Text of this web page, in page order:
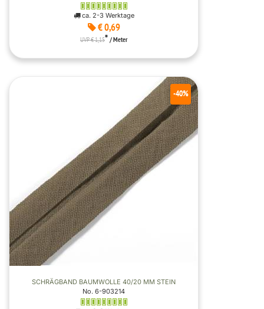
ca. 2-3 Werktage
€ 0,69
UVP € 1,15* / Meter
SCHRÄGBAND BAUMWOLLE 40/20 MM STEIN
No. 6-903214
-40%